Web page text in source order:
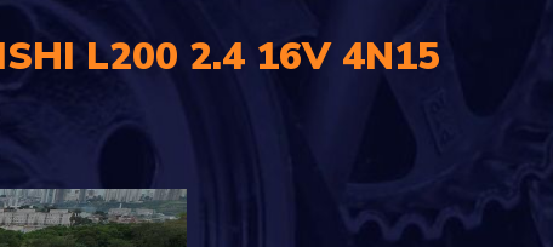
L200 2.4 16V 4N15